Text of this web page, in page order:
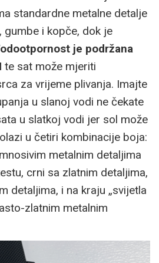
standardne metalne detalje
gumbe i kopče, dok je
je podržana
te sat može mjeriti
za vrijeme plivanja. Imajte
u slanoj vodi ne čekate
u slatkoj vodi jer sol može
u četiri kombinacije boja:
metalnim detaljima
crni sa zlatnim detaljima,
detaljima, i na kraju „svijetla
zlatnim metalnim